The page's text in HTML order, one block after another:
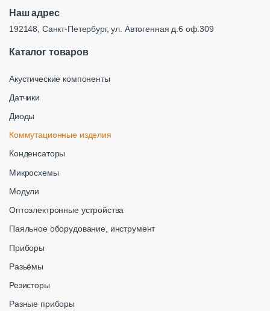
Наш адрес
192148, Санкт-Петербург, ул. Автогенная д.6 оф.309
Каталог товаров
Акустические компоненты
Датчики
Диоды
Коммутационные изделия
Конденсаторы
Микросхемы
Модули
Оптоэлектронные устройства
Паяльное оборудование, инструмент
Приборы
Разьёмы
Резисторы
Разные приборы